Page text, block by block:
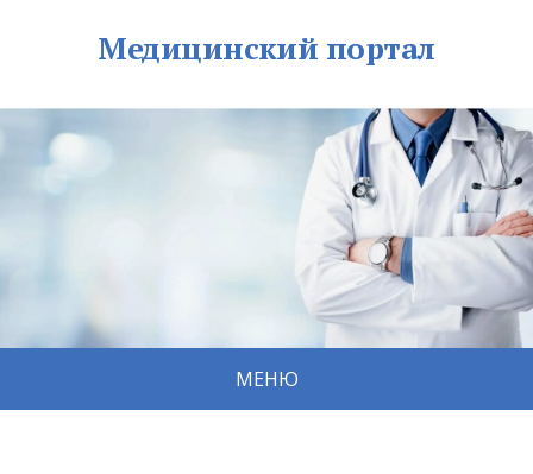
Медицинский портал
МЕНЮ